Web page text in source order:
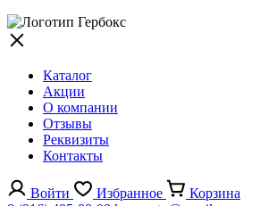
Каталог
Акции
О компании
Отзывы
Реквизиты
Контакты
Войти Избранное
Корзина